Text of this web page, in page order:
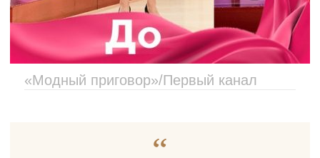
«Модный приговор»/Первый канал